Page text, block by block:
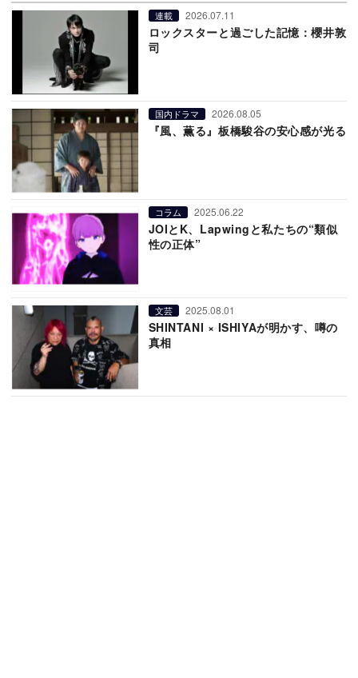
連載 2026.07.11
ロックスターと過ごした記憶：櫻井敦
司
国内ドラマ 2026.08.05
『風、薫る』板橋駿谷の安心感が光る
コラム 2025.06.22
JOIとK、Lapwingと私たちの“類似
性の正体”
文芸 2025.08.01
SHINTANI × ISHIYAが明かす、噂の
真相